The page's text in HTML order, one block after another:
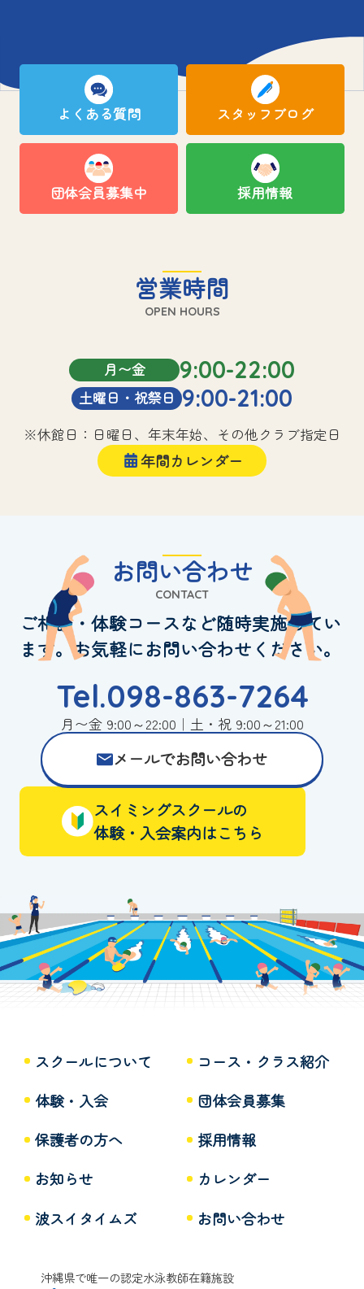
よくある質問 スタッフブログ
団体会員募集中 採用情報
営業時間
OPEN HOURS
月〜金 9:00-22:00
土曜日・祝祭日 9:00-21:00
※休館日：日曜日、年末年始、その他クラブ指定日
年間カレンダー
お問い合わせ
CONTACT
ご相談・体験コースなど随時実施してい
ます。お気軽にお問い合わせください。
Tel.098-863-7264
月〜金 9:00～22:00｜土・祝 9:00～21:00
メールでお問い合わせ
スイミングスクールの
体験・入会案内はこちら
スクールについて
コース・クラス紹介
体験・入会
団体会員募集
保護者の方へ
採用情報
お知らせ
カレンダー
波スイタイムズ
お問い合わせ
沖縄県で唯一の認定水泳教師在籍施設